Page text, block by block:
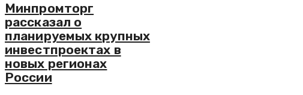
Минпромторг
рассказал о
планируемых крупных
инвестпроектах в
новых регионах
России